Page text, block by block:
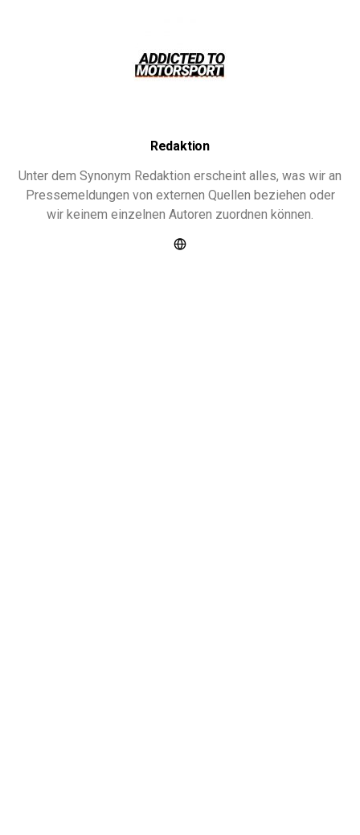
Redaktion
Unter dem Synonym Redaktion erscheint alles, was wir an
Pressemeldungen von externen Quellen beziehen oder
wir keinem einzelnen Autoren zuordnen können.